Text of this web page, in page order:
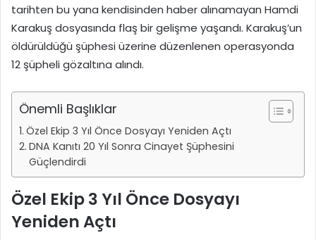
tarihten bu yana kendisinden haber alınamayan Hamdi
Karakuş dosyasında flaş bir gelişme yaşandı. Karakuş’un
öldürüldüğü şüphesi üzerine düzenlenen operasyonda
12 şüpheli gözaltına alındı.
Önemli Başlıklar
Özel Ekip 3 Yıl Önce Dosyayı Yeniden Açtı
DNA Kanıtı 20 Yıl Sonra Cinayet Şüphesini
Güçlendirdi
Özel Ekip 3 Yıl Önce Dosyayı
Yeniden Açtı